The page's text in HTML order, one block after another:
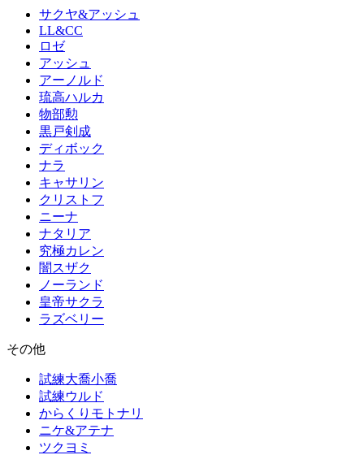
サクヤ&アッシュ
LL&CC
ロゼ
アッシュ
アーノルド
琉高ハルカ
物部勲
黒戸剣成
ディボック
ナラ
キャサリン
クリストフ
ニーナ
ナタリア
究極カレン
闇スザク
ノーランド
皇帝サクラ
ラズベリー
その他
試練大喬小喬
試練ウルド
からくりモトナリ
ニケ&アテナ
ツクヨミ